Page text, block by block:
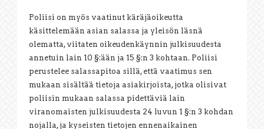
Poliisi on myös vaatinut käräjäoikeutta
käsittelemään asian salassa ja yleisön läsnä
olematta, viitaten oikeudenkäynnin julkisuudesta
annetuin lain 10 §:ään ja 15 §:n 3 kohtaan. Poliisi
perustelee salassapitoa sillä, että vaatimus sen
mukaan sisältää tietoja asiakirjoista, jotka olisivat
poliisin mukaan salassa pidettäviä lain
viranomaisten julkisuudesta 24 luvun 1 §:n 3 kohdan
nojalla, ja kyseisten tietojen ennenaikainen